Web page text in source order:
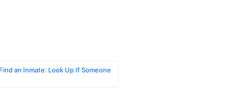
an Inmate: Look Up If Someone